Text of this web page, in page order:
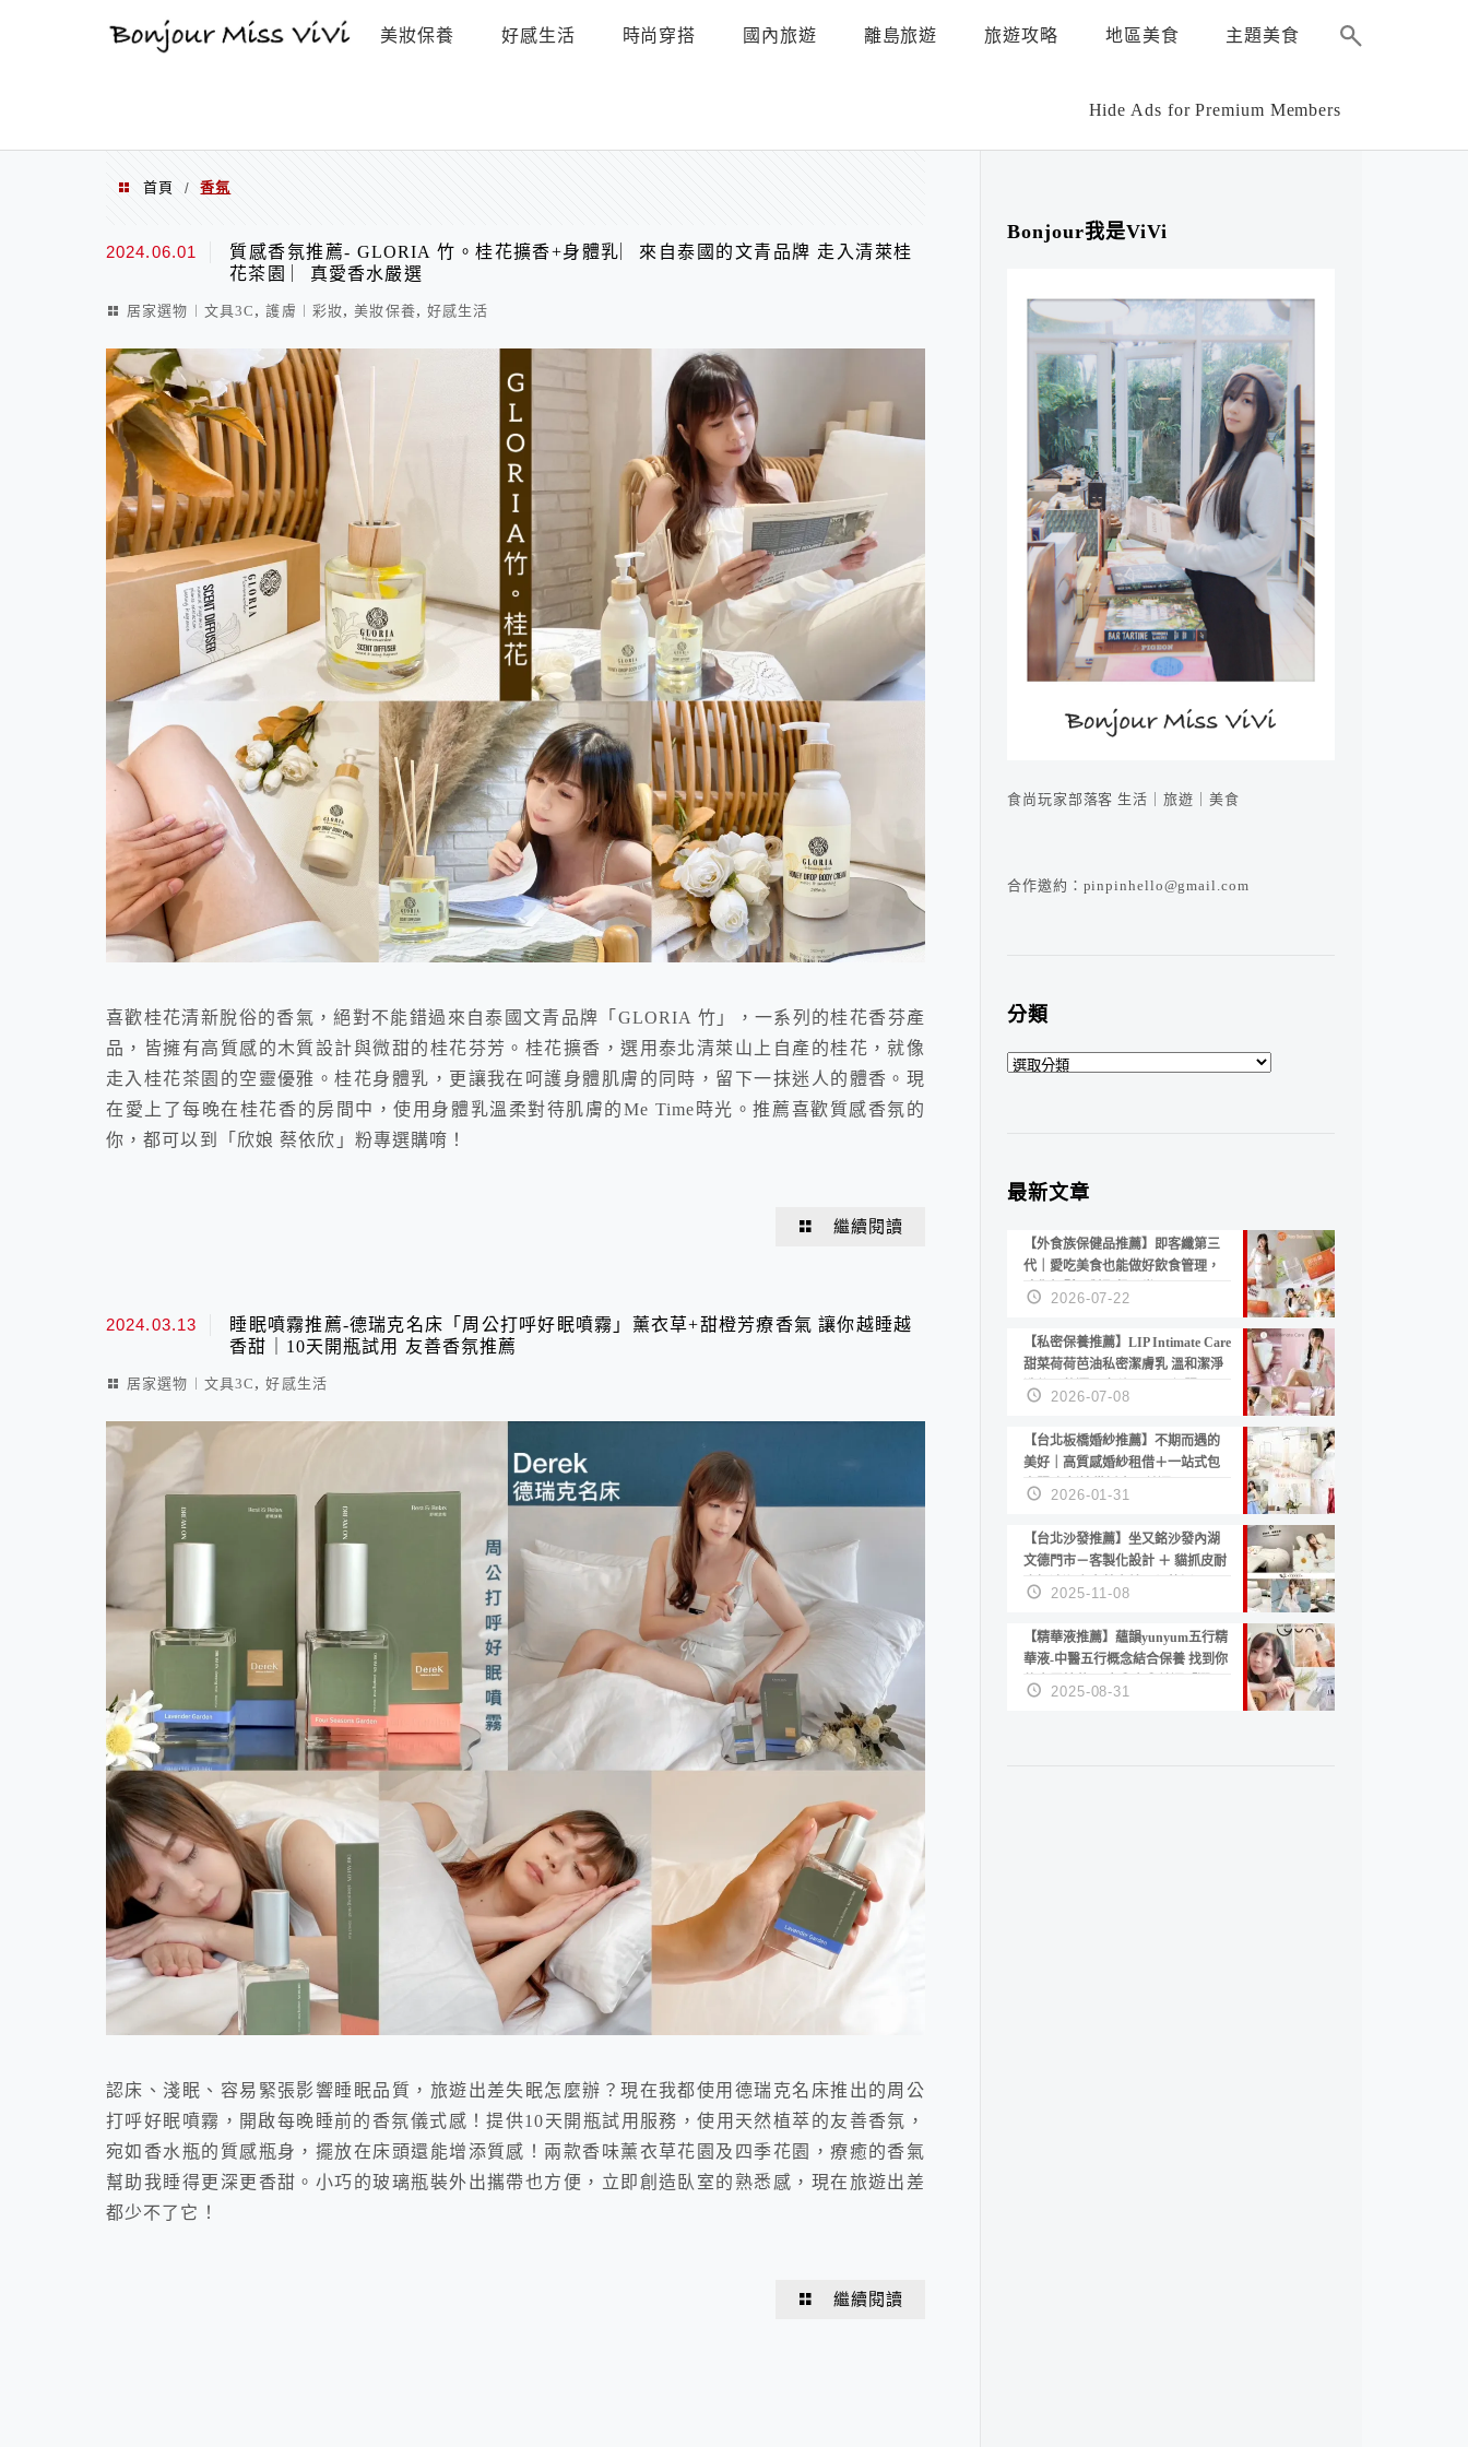
美妝保養 好感生活 時尚穿搭 國內旅遊 離島旅遊 旅遊攻略 地區美食 主題美食
Hide Ads for Premium Members
首頁 / 香氛
香氛
2024.06.01
質感香氛推薦- GLORIA 竹。桂花擴香+身體乳︳來自泰國的文青品牌 走入清萊桂
花茶園 ︳真愛香水嚴選
居家選物︱文具3C ,護膚︱彩妝,美妝保養,好感生活
喜歡桂花清新脫俗的香氣，絕對不能錯過來自泰國文青品牌「GLORIA 竹」，一系列的桂花香芬產
品，皆擁有高質感的木質設計與微甜的桂花芬芳。桂花擴香，選用泰北清萊山上自產的桂花，就像
走入桂花茶園的空靈優雅。桂花身體乳，更讓我在呵護身體肌膚的同時，留下一抹迷人的體香。現
在愛上了每晚在桂花香的房間中，使用身體乳溫柔對待肌膚的Me Time時光。推薦喜歡質感香氛的
你，都可以到「欣娘 蔡依欣」粉專選購唷！
繼續閱讀
2024.03.13
睡眠噴霧推薦-德瑞克名床「周公打呼好眠噴霧」薰衣草+甜橙芳療香氣 讓你越睡越
香甜｜10天開瓶試用 友善香氛推薦
居家選物︱文具3C ,好感生活
認床、淺眠、容易緊張影響睡眠品質，旅遊出差失眠怎麼辦？現在我都使用德瑞克名床推出的周公
打呼好眠噴霧，開啟每晚睡前的香氛儀式感！提供10天開瓶試用服務，使用天然植萃的友善香氛，
宛如香水瓶的質感瓶身，擺放在床頭還能增添質感！兩款香味薰衣草花園及四季花園，療癒的香氣
幫助我睡得更深更香甜。小巧的玻璃瓶裝外出攜帶也方便，立即創造臥室的熟悉感，現在旅遊出差
都少不了它！
繼續閱讀
Bonjour我是ViVi
食尚玩家部落客 生活｜旅遊｜美食
合作邀約：pinpinhello@gmail.com
分類
分
最新文章
【外食族保健品推薦】即客纖第三
代｜愛吃美食也能做好飲食管理，
陪你輕鬆面對聚餐日常！
2026-07-22
【私密保養推薦】LIP Intimate Care
甜菜荷荷芭油私密潔膚乳 溫和潔淨
洗後不乾澀 不起泡反而更舒服！
2026-07-08
【台北板橋婚紗推薦】不期而遇的
美好｜高質感婚紗租借＋一站式包
套服務 新娘備婚省心首選！
2026-01-31
【台北沙發推薦】坐又銘沙發內湖
文德門市－客製化設計 ＋ 貓抓皮耐
磨好清潔｜直營直銷、價格透明
高CP值打造夢想居家風格
2025-11-08
【精華液推薦】蘊韻yunyum五行精
華液-中醫五行概念結合保養 找到你
的專屬精華！ 水㊀土㊀就選「潤・
賦精華」維持肌膚剛剛好的平衡
2025-08-31